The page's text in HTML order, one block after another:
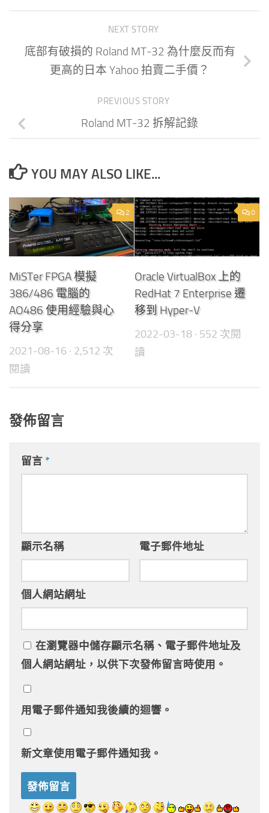
NEXT STORY
底部有破損的 Roland MT-32 為什麼反而有
更高的日本 Yahoo 拍賣二手價？
PREVIOUS STORY
Roland MT-32 拆解記錄
YOU MAY ALSO LIKE...
2
MiSTer FPGA 模擬
386/486 電腦的
AO486 使用經驗與心
得分享
2021-08-16 · 2,512 次
閱讀
0
Oracle VirtualBox 上的
RedHat 7 Enterprise 遷
移到 Hyper-V
2022-03-18 · 552 次閱
讀
發佈留言
留言 *
顯示名稱 電子郵件地址
個人網站網址
在瀏覽器中儲存顯示名稱、電子郵件地址及
個人網站網址，以供下次發佈留言時使用。
用電子郵件通知我後續的迴響。
新文章使用電子郵件通知我。